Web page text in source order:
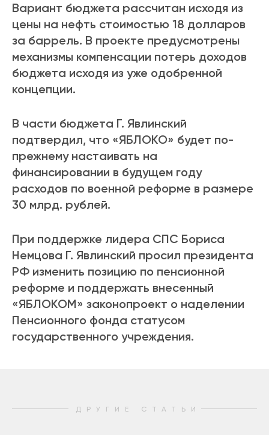
Вариант бюджета рассчитан исходя из
цены на нефть стоимостью 18 долларов
за баррель. В проекте предусмотрены
механизмы компенсации потерь доходов
бюджета исходя из уже одобренной
концепции.
В части бюджета Г. Явлинский
подтвердил, что «ЯБЛОКО» будет по-
прежнему настаивать на
финансировании в будущем году
расходов по военной реформе в размере
30 млрд. рублей.
При поддержке лидера СПС Бориса
Немцова Г. Явлинский просил президента
РФ изменить позицию по пенсионной
реформе и поддержать внесенный
«ЯБЛОКОМ» законопроект о наделении
Пенсионного фонда статусом
государственного учреждения.
ДРУГИЕ СТАТЬИ